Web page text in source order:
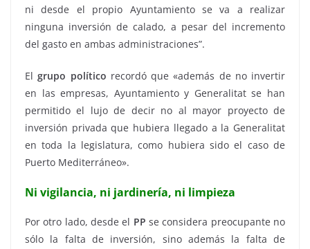
ni desde el propio Ayuntamiento se va a realizar
ninguna inversión de calado, a pesar del incremento
del gasto en ambas administraciones”.
Elgrupo político recordó que «además de no invertir
en las empresas, Ayuntamiento y Generalitat se han
permitido el lujo de decir no al mayor proyecto de
inversión privada que hubiera llegado a la Generalitat
en toda la legislatura, como hubiera sido el caso de
Puerto Mediterráneo».
Ni vigilancia, ni jardinería, ni limpieza
Por otro lado, desde el PP se considera preocupante no
sólo la falta de inversión, sino además la falta de